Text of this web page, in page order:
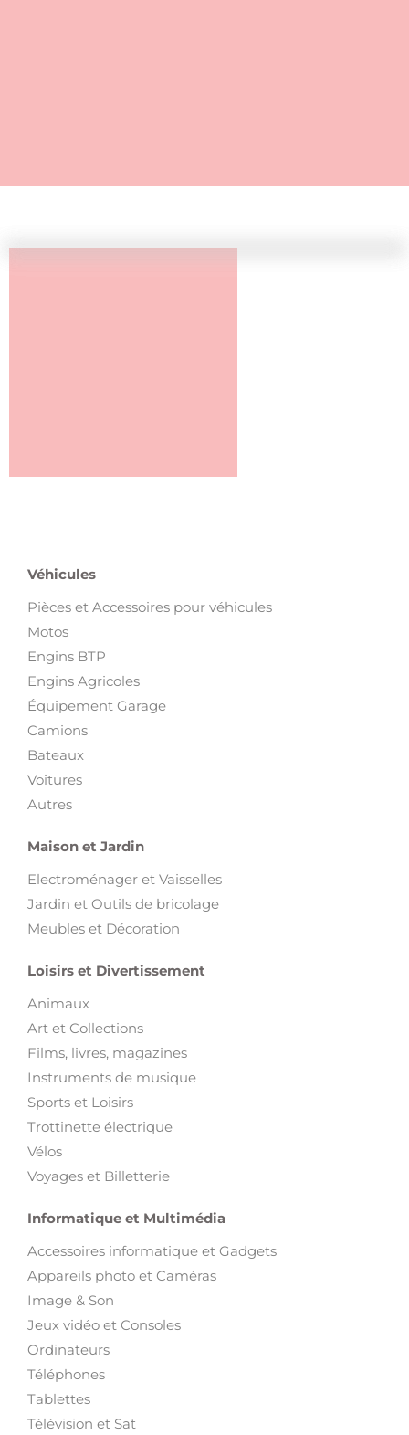
Véhicules
Pièces et Accessoires pour véhicules
Motos
Engins BTP
Engins Agricoles
Équipement Garage
Camions
Bateaux
Voitures
Autres
Maison et Jardin
Electroménager et Vaisselles
Jardin et Outils de bricolage
Meubles et Décoration
Loisirs et Divertissement
Animaux
Art et Collections
Films, livres, magazines
Instruments de musique
Sports et Loisirs
Trottinette électrique
Vélos
Voyages et Billetterie
Informatique et Multimédia
Accessoires informatique et Gadgets
Appareils photo et Caméras
Image & Son
Jeux vidéo et Consoles
Ordinateurs
Téléphones
Tablettes
Télévision et Sat